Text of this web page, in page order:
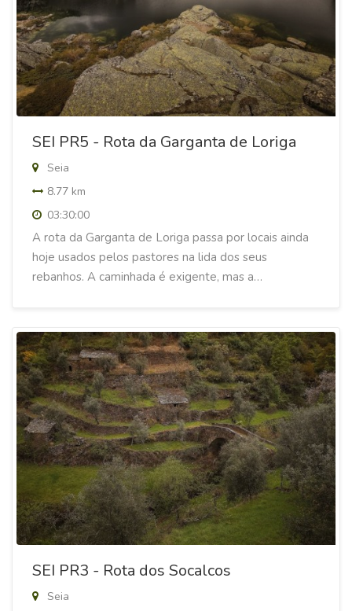
SEI PR5 - Rota da Garganta de Loriga
Seia
8.77 km
03:30:00
A rota da Garganta de Loriga passa por locais ainda
hoje usados pelos pastores na lida dos seus
rebanhos. A caminhada é exigente, mas a…
SEI PR3 - Rota dos Socalcos
Seia